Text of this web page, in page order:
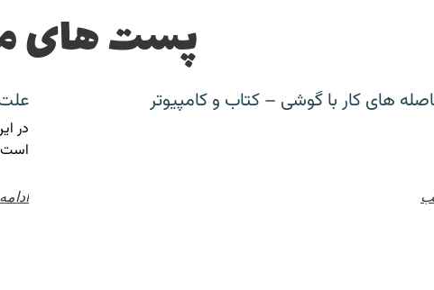
پست های
های کار با گوشی – کتاب و کامپیوتر
در